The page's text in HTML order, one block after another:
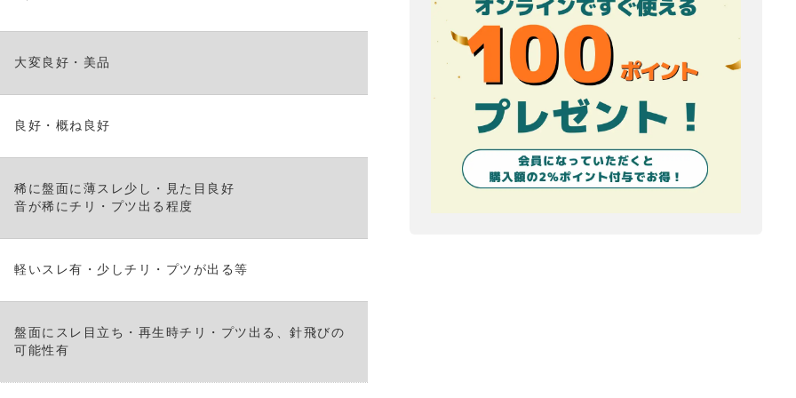
だ
大変良好・美品
良好・概ね良好
稀に盤面に薄スレ少し・見た目良好
音が稀にチリ・プツ出る程度
軽いスレ有・少しチリ・プツが出る等
盤面にスレ目立ち・再生時チリ・プツ出る、針飛びの
可能性有